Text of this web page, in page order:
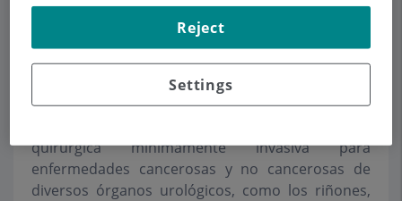
Cirugía robótica Da Vinci y
laparoscópica
quirúrgica mínimamente invasiva para
enfermedades cancerosas y no cancerosas de
diversos órganos urológicos, como los riñones,
Settings
Reject